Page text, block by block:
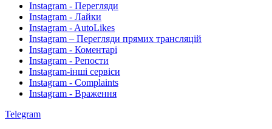
Instagram - Перегляди
Instagram - Лайки
Instagram - AutoLikes
Instagram – Перегляди прямих трансляцій
Instagram - Коментарі
Instagram - Репости
Instagram-інші сервіси
Instagram - Complaints
Instagram - Враження
Telegram